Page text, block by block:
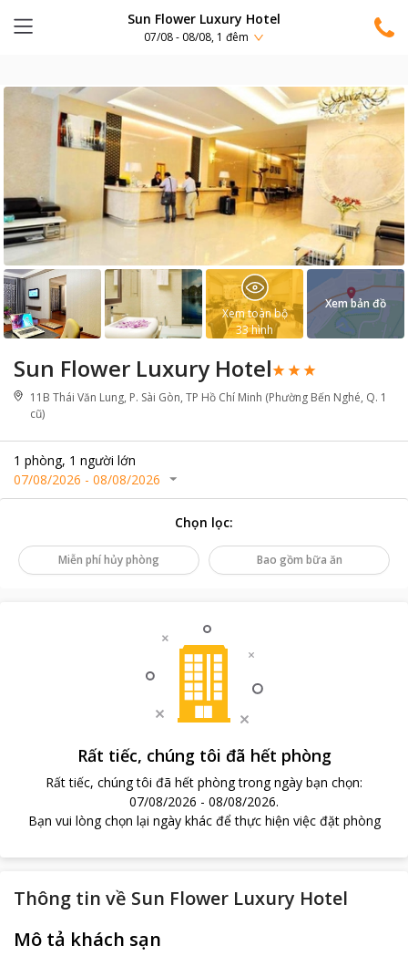
Sun Flower Luxury Hotel
07/08 - 08/08, 1 đêm
Sun Flower Luxury Hotel
11B Thái Văn Lung, P. Sài Gòn, TP Hồ Chí Minh (Phường Bến Nghé, Q. 1
cũ)
1 phòng, 1 người lớn
07/08/2026 - 08/08/2026
Xem toàn bộ
33hình
Xem bản đồ
Chọn lọc:
Miễn phí hủy phòng Bao gồm bữa ăn
Rất tiếc, chúng tôi đã hết phòng
Rất tiếc, chúng tôi đã hết phòng trong ngày bạn chọn:
07/08/2026 - 08/08/2026.
Bạn vui lòng chọn lại ngày khác để thực hiện việc đặt phòng
Thông tin về Sun Flower Luxury Hotel
Mô tả khách sạn